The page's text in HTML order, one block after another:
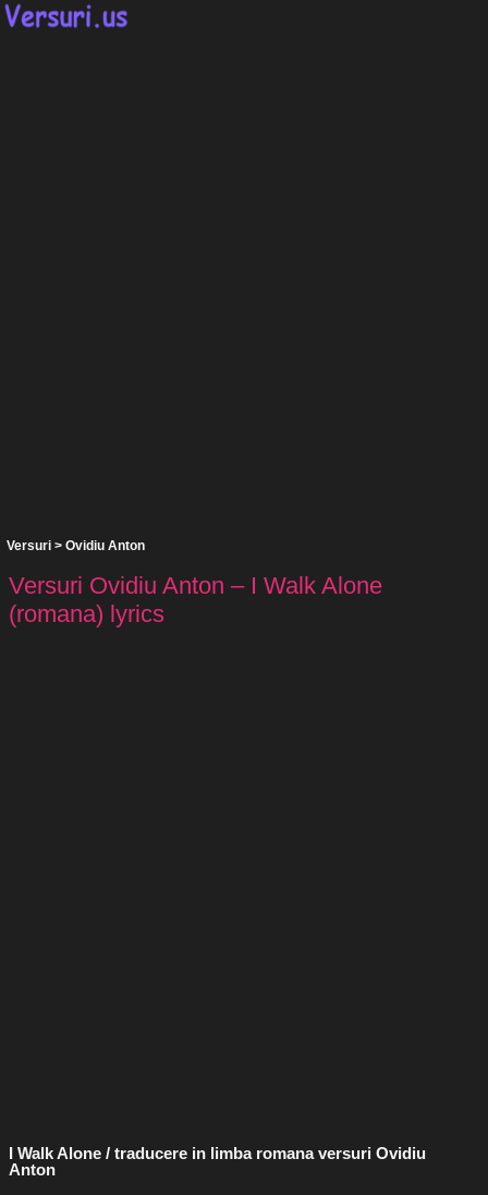
Versuri > Ovidiu Anton
Versuri Ovidiu Anton – I Walk Alone
(romana) lyrics
I Walk Alone / traducere in limba romana versuri Ovidiu
Anton